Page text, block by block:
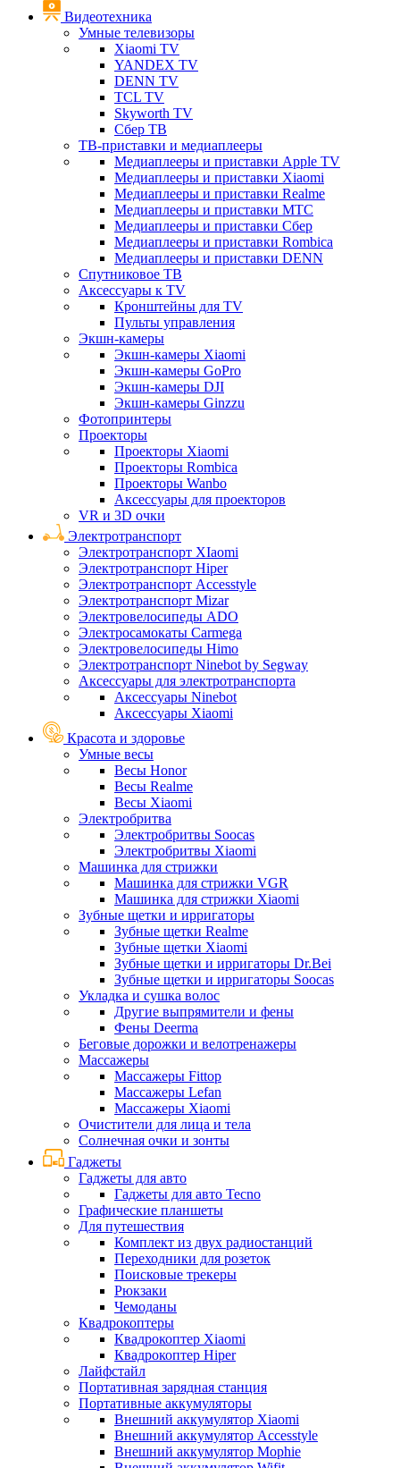
Видеотехника
Умные телевизоры
Xiaomi TV
YANDEX TV
DENN TV
TCL TV
Skyworth TV
Сбер ТВ
ТВ-приставки и медиаплееры
Медиаплееры и приставки Apple TV
Медиаплееры и приставки Xiaomi
Медиаплееры и приставки Realme
Медиаплееры и приставки МТС
Медиаплееры и приставки Сбер
Медиаплееры и приставки Rombica
Медиаплееры и приставки DENN
Спутниковое ТВ
Аксессуары к TV
Кронштейны для TV
Пульты управления
Экшн-камеры
Экшн-камеры Xiaomi
Экшн-камеры GoPro
Экшн-камеры DJI
Экшн-камеры Ginzzu
Фотопринтеры
Проекторы
Проекторы Xiaomi
Проекторы Rombica
Проекторы Wanbo
Аксессуары для проекторов
VR и 3D очки
Электротранспорт
Электротранспорт XIaomi
Электротранспорт Hiper
Электротранспорт Accesstyle
Электротранспорт Mizar
Электровелосипеды ADO
Электросамокаты Carmega
Электровелосипеды Himo
Электротранспорт Ninebot by Segway
Аксессуары для электротранспорта
Аксессуары Ninebot
Аксессуары Xiaomi
Красота и здоровье
Умные весы
Весы Honor
Весы Realme
Весы Xiaomi
Электробритва
Электробритвы Soocas
Электробритвы Xiaomi
Машинка для стрижки
Машинка для стрижки VGR
Машинка для стрижки Xiaomi
Зубные щетки и ирригаторы
Зубные щетки Realme
Зубные щетки Xiaomi
Зубные щетки и ирригаторы Dr.Bei
Зубные щетки и ирригаторы Soocas
Укладка и сушка волос
Другие выпрямители и фены
Фены Deerma
Беговые дорожки и велотренажеры
Массажеры
Массажеры Fittop
Массажеры Lefan
Массажеры Xiaomi
Очистители для лица и тела
Солнечная очки и зонты
Гаджеты
Гаджеты для авто
Гаджеты для авто Tecno
Графические планшеты
Для путешествия
Комплект из двух радиостанций
Переходники для розеток
Поисковые трекеры
Рюкзаки
Чемоданы
Квадрокоптеры
Квадрокоптер Xiaomi
Квадрокоптер Hiper
Лайфстайл
Портативная зарядная станция
Портативные аккумуляторы
Внешний аккумулятор Xiaomi
Внешний аккумулятор Accesstyle
Внешний аккумулятор Mophie